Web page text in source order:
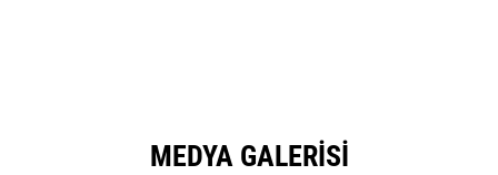
MEDYA GALERISI